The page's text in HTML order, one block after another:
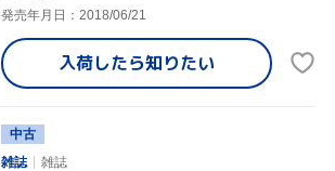
発売年月日：2018/06/21
入荷したら知りたい
中古
雑誌
雑誌